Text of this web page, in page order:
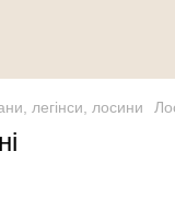
легінси, лосини